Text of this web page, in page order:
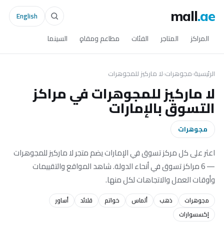
mall.ae
المراكز المتاجر الفئات مطاعم ومقاهٍ السينما
English
الرئيسية›مجوهرات›لا ماركيز للمجوهرات
لا ماركيز للمجوهرات في مراكز
التسوق بالإمارات
مجوهرات
اعثر على كل مركز تسوق في الإمارات يضم متجر لا ماركيز للمجوهرات
— 6 مراكز تسوق في أنحاء الدولة. شاهد المواقع والتقييمات
وأوقات العمل والاتجاهات لكل منها.
مجوهرات ذهب ألماس خواتم قلائد
أساور
إكسسوارات